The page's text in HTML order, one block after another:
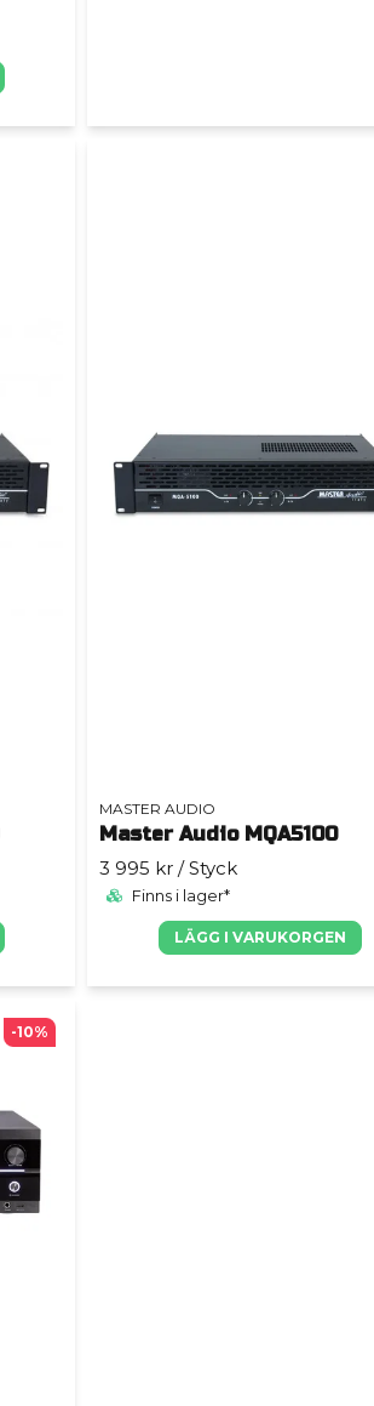
MASTER AUDIO
Master Audio MQA5100
3 995 kr / Styck
Finns i lager*
LÄGG I VARUKORGEN
-10%